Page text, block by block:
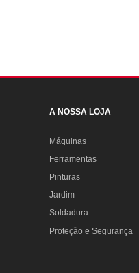
A NOSSA LOJA
Máquinas
Ferramentas
Pinturas
Jardim
Soldadura
Proteção e Segurança